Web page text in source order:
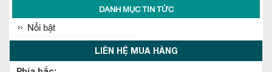
DANH MỤC TIN TỨC
Nổi bật
LIÊN HỆ MUA HÀNG